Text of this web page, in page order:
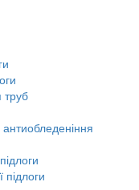
труб
підлоги